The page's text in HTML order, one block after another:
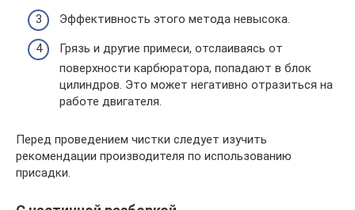
Эффективность этого метода невысока.
Грязь и другие примеси, отслаиваясь от
поверхности карбюратора, попадают в блок
цилиндров. Это может негативно отразиться на
работе двигателя.
Перед проведением чистки следует изучить
рекомендации производителя по использованию
присадки.